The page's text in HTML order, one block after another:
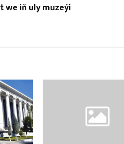
we iň uly muzeýi